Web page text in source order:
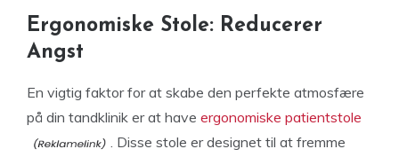
Ergonomiske Stole: Reducerer
Angst
En vigtig faktor for at skabe den perfekte atmosfære
på din tandklinik er at have ergonomiske patientstole
. Disse stole er designet til at fremme